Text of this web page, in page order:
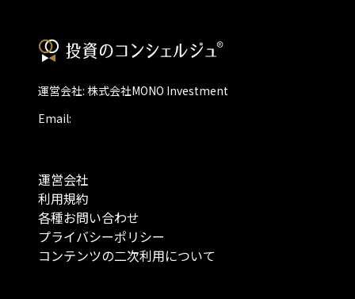
運営会社: 株式会社MONO Investment
Email:
運営会社
利用規約
各種お問い合わせ
プライバシーポリシー
コンテンツの二次利用について